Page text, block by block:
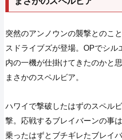
突然のアンノウンの襲撃とのこ
スドライブズが登場。OPでシ
内の一機が仕掛けてきたのかと
まさかのスペルビア。
ハワイで撃破したはずのスペル
撃。応戦するブレイバーンの事
乗ったはずとブチギレたブレイ